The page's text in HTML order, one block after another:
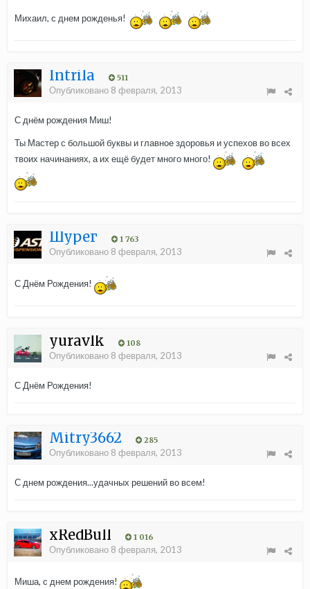
Михаил, с днем рожденья!
Intrila 511
Опубликовано 8 февраля, 2013
С днём рождения Миш!
Ты Мастер с большой буквы и главное здоровья и успехов во всех
твоих начинаниях, а их ещё будет много много!
Шурег 1 763
Опубликовано 8 февраля, 2013
С Днём Рождения!
yuravlk 108
Опубликовано 8 февраля, 2013
С Днём Рождения!
Mitry3662 285
Опубликовано 8 февраля, 2013
С днем рождения...удачных решений во всем!
xRedBull 1 016
Опубликовано 8 февраля, 2013
Миша, с днем рождения!